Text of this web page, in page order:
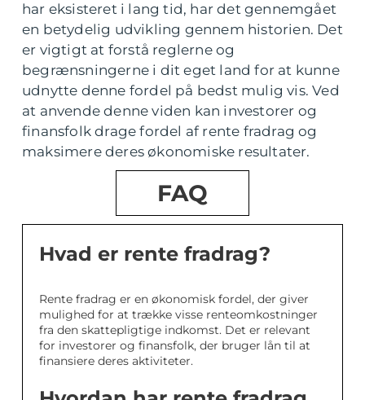
har eksisteret i lang tid, har det gennemgået
en betydelig udvikling gennem historien. Det
er vigtigt at forstå reglerne og
begrænsningerne i dit eget land for at kunne
udnytte denne fordel på bedst mulig vis. Ved
at anvende denne viden kan investorer og
finansfolk drage fordel af rente fradrag og
maksimere deres økonomiske resultater.
FAQ
Hvad er rente fradrag?
Rente fradrag er en økonomisk fordel, der giver
mulighed for at trække visse renteomkostninger
fra den skattepligtige indkomst. Det er relevant
for investorer og finansfolk, der bruger lån til at
finansiere deres aktiviteter.